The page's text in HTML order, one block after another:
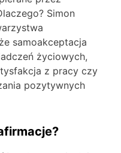
Simon
samoakceptacja
życiowych,
z pracy czy
pozytywnych